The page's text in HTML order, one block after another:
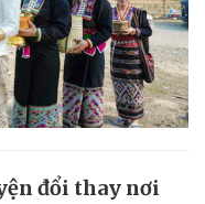
đổi thay nơi